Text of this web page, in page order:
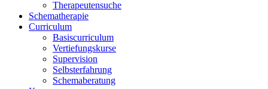
Therapeutensuche
Schematherapie
Curriculum
Basiscurriculum
Vertiefungskurse
Supervision
Selbsterfahrung
Schemaberatung